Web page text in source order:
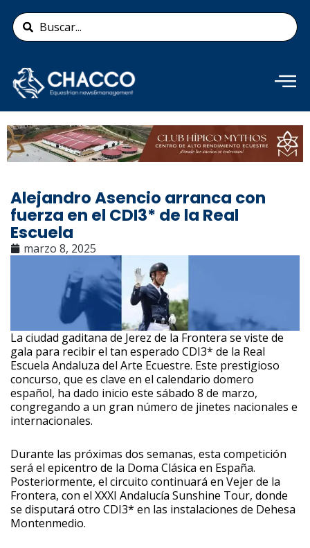
contenido
Search
...
Añade aquí tu texto de
cabecera
Alejandro Asencio arranca con
fuerza en el CDI3* de la Real
Escuela
marzo 8, 2025
La ciudad gaditana de Jerez de la Frontera se viste de
gala para recibir el tan esperado CDI3* de la Real
Escuela Andaluza del Arte Ecuestre. Este prestigioso
concurso, que es clave en el calendario domero
español, ha dado inicio este sábado 8 de marzo,
congregando a un gran número de jinetes nacionales e
internacionales.
Durante las próximas dos semanas, esta competición
será el epicentro de la Doma Clásica en España.
Posteriormente, el circuito continuará en Vejer de la
Frontera, con el XXXI Andalucía Sunshine Tour, donde
se disputará otro CDI3* en las instalaciones de Dehesa
Montenmedio.